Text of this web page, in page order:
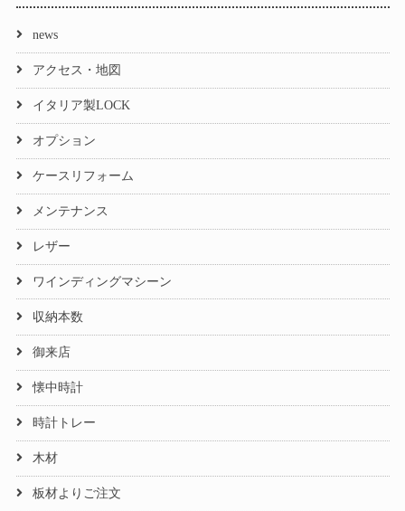
news
アクセス・地図
イタリア製LOCK
オプション
ケースリフォーム
メンテナンス
レザー
ワインディングマシーン
収納本数
御来店
懐中時計
時計トレー
木材
板材よりご注文